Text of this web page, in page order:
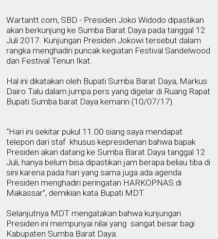
Wartantt.com, SBD - Presiden Joko Widodo dipastikan
akan berkunjung ke Sumba Barat Daya pada tanggal 12
Juli 2017. Kunjungan Presiden Jokowi tersebut dalam
rangka menghadiri puncak kegiatan Festival Sandelwood
dan Festival Tenun Ikat.
Hal ini dikatakan oleh Bupati Sumba Barat Daya, Markus
Dairo Talu dalam jumpa pers yang digelar di Ruang Rapat
Bupati Sumba barat Daya kemarin (10/07/17).
“Hari ini sekitar pukul 11.00 siang saya mendapat
telepon dari staf khusus kepresidenan bahwa bapak
Presiden akan datang ke Sumba Barat Daya tanggal 12
Juli, hanya belum bisa dipastikan jam berapa beliau tiba di
sini karena pada hari yang sama juga ada agenda
Presiden menghadiri peringatan HARKOPNAS di
Makassar”, demikian kata Bupati MDT.
Selanjutnya MDT mengatakan bahwa kunjungan
Presiden ini mempunyai nilai yang sangat besar bagi
Kabupaten Sumba Barat Daya.